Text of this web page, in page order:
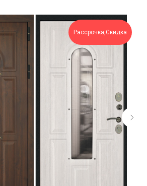
Рассрочка,Скидка